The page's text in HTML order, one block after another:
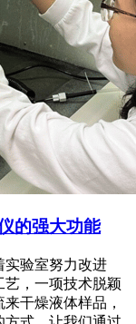
的强大功能
实验室努力改进
艺，一项技术脱颖
干燥液体样品，